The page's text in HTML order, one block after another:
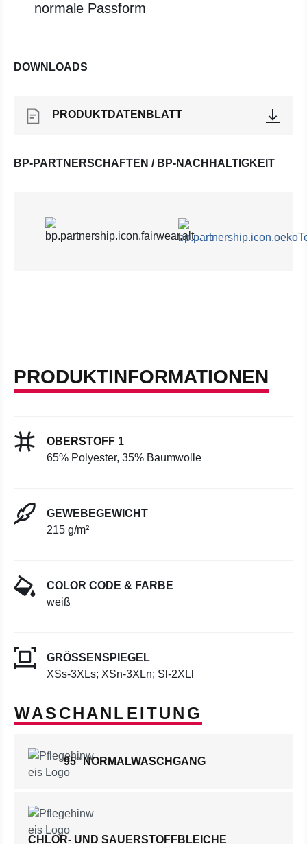
normale Passform
DOWNLOADS
PRODUKTDATENBLATT
BP-PARTNERSCHAFTEN / BP-NACHHALTIGKEIT
PRODUKTINFORMATIONEN
OBERSTOFF 1
65% Polyester, 35% Baumwolle
GEWEBEGEWICHT
215 g/m²
COLOR CODE & FARBE
weiß
GRÖSSENSPIEGEL
XSs-3XLs; XSn-3XLn; Sl-2XLl
WASCHANLEITUNG
95° NORMALWASCHGANG
CHLOR- UND SAUERSTOFFBLEICHE